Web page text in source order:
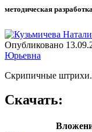
методическая
Опубликовано
Юрьевна
Скрипичные
Скачать: